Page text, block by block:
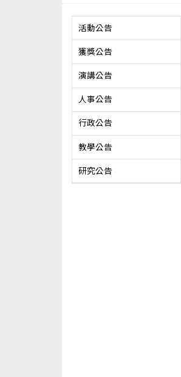
活動公告
獲獎公告
演講公告
人事公告
行政公告
教學公告
研究公告